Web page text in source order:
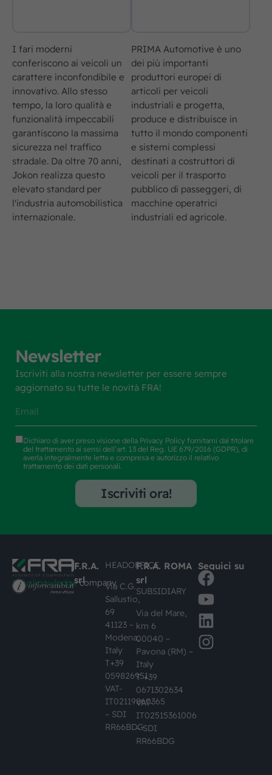
I fari moderni
conferiscono ai veicoli un
carattere inconfondibile e
innovativo. Allo stesso
tempo, la loro qualità e
funzionalità impeccabili
garantiscono la massima
sicurezza nel traffico
stradale. Da oltre 70 anni,
Jokon realizza questo
elevato standard per
l'industria automobilistica
internazionale.
PRIMA Automotive è uno
dei più importanti
produttori europei di
articoli per veicoli
industriali e progetta,
produce e distribuisce in
tutto il mondo componenti
e sistemi complessi
destinati a costruttori di
veicoli per il trasporto
pubblico di passeggeri, di
macchine operatrici
industriali ed agricole.
Newsletter
Iscriviti alla nostra newsletter per essere sempre
aggiornato su tutte le novità FRA!
Dichiaro di aver preso visione della Privacy Policy fornitami dal titolare
del trattamento ai sensi dell’art. 13 del Reg. UE 679/2016 (GDPR), di
averla integralmente letta e compresa e autorizzo il relativo
trattamento dei dati personali.
Iscriviti ora!
#busknowledgecompany
F.R.A.
srl
HEADOFFICE
Via C.G.
Sallustio,
69
41123 –
Modena,
Italy
T+39
059826951
VAT-
IT02119860365
– SDI
RR66BDG
F.R.A. ROMA
srl
SUBSIDIARY
Via del Mare,
km 6
00040 –
Pavona (RM) –
Italy
T +39
0671302634
VAT-
IT02515361006
– SDI
RR66BDG
Seguici su